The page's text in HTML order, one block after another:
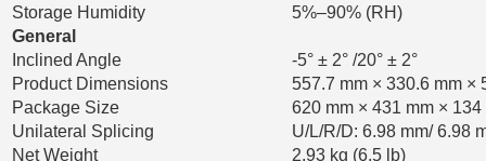
Storage Humidity
5%–90% (RH)
General
Inclined Angle
-5° ± 2° /20° ± 2°
Product Dimensions
557.7 mm × 330.6 mm ×
Package Size
620 mm × 431 mm × 134
Unilateral Splicing
U/L/R/D: 6.98 mm/ 6.98
Net Weight
2.93 kg (6.5 lb)